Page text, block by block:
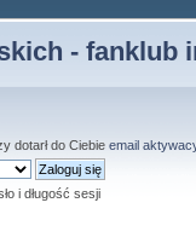
- fanklub
dotarł do Ciebie email
i długość sesji